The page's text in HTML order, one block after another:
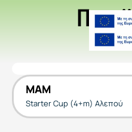
MAM
Starter Cup (4+m) Αλεπού